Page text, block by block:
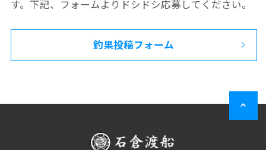
す。下記、フォームよりドシドシ応募してください。
釣果投稿フォーム